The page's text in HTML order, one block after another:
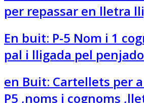
per repassar en lletra
En buit: P-5 Nom i 1
pal i lligada pel
en Buit: Cartellets per
P5 ,noms i cognoms